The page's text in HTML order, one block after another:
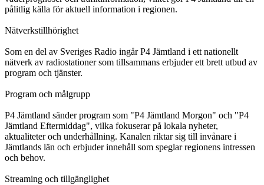
pålitlig källa för aktuell information i regionen.
Nätverkstillhörighet
Som en del av Sveriges Radio ingår P4 Jämtland i ett nationellt
nätverk av radiostationer som tillsammans erbjuder ett brett utbud av
program och tjänster.
Program och målgrupp
P4 Jämtland sänder program som "P4 Jämtland Morgon" och "P4
Jämtland Eftermiddag", vilka fokuserar på lokala nyheter,
aktualiteter och underhållning. Kanalen riktar sig till invånare i
Jämtlands län och erbjuder innehåll som speglar regionens intressen
och behov.
Streaming och tillgänglighet